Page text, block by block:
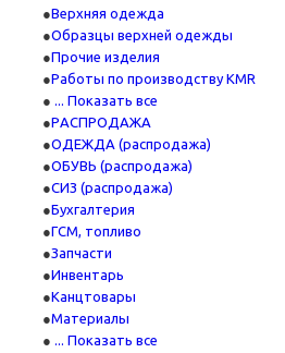
Верхняя одежда
Образцы верхней одежды
Прочие изделия
Работы по производству KMR
... Показать все
PАСПРОДАЖА
ОДЕЖДА (распродажа)
ОБУВЬ (распродажа)
СИЗ (распродажа)
Бухгалтерия
ГСМ, топливо
Запчасти
Инвентарь
Канцтовары
Материалы
... Показать все